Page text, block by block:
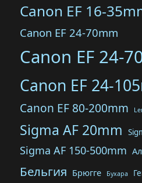
Canon EF 16-
Canon EF 24-70mm
Canon EF 24-
Canon EF 24-
Canon EF 80-200mm
Sigma AF 20mm
Sigma AF 150-500mm
Бельгия Брюгге Бухара